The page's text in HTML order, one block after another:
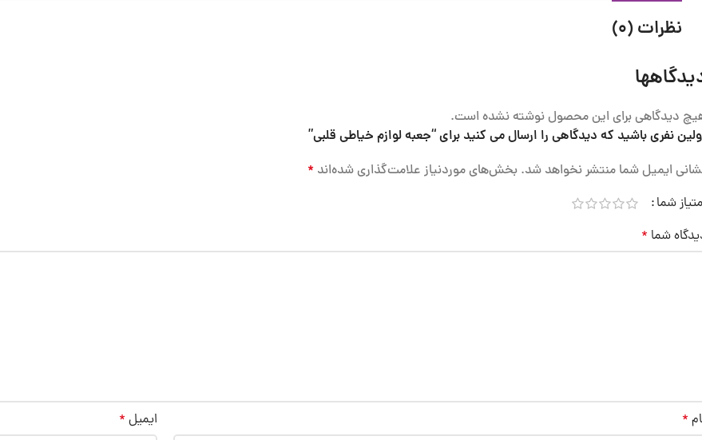
نظرات (0)
دیدگاهی برای این محصول نوشته نشده است.
نفری باشید که دیدگاهی را ارسال می کنید برای “جعبه لوازم خیاطی قلبی”
ایمیل شما منتشر نخواهد شد. بخش‌های موردنیاز علامت‌گذاری شده‌اند *
شما
شما *
* ایمیل *